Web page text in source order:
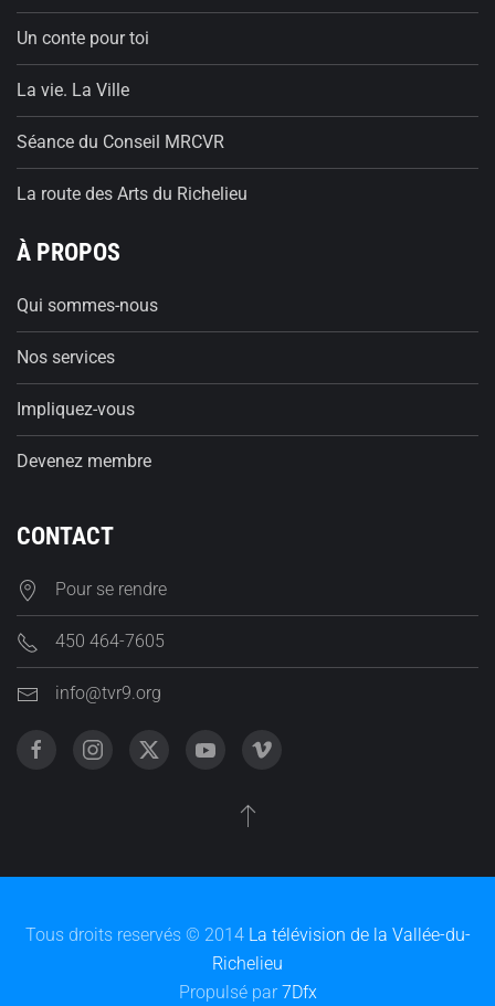
Un conte pour toi
La vie. La Ville
Séance du Conseil MRCVR
La route des Arts du Richelieu
À PROPOS
Qui sommes-nous
Nos services
Impliquez-vous
Devenez membre
CONTACT
Pour se rendre
450 464-7605
info@tvr9.org
Tous droits reservés © 2014 La télévision de la Vallée-du-
Richelieu
Propulsé par 7Dfx